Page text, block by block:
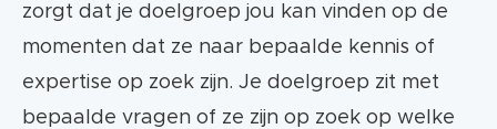
zorgt dat je doelgroep jou kan vinden op de
momenten dat ze naar bepaalde kennis of
expertise op zoek zijn. Je doelgroep zit met
bepaalde vragen of ze zijn op zoek op welke